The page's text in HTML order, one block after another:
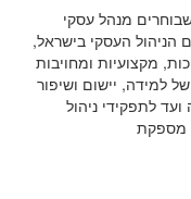
לפני שבוחרים מנהל עסקי
הניהול העסקי בישראל,
מקצועיות ומחויבות
למידה, יישום ושיפור
לתפקידי ניהול